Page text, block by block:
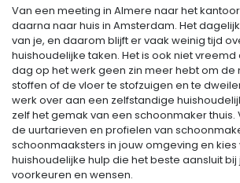
Van een meeting in Almere naar het
daarna naar huis in Amsterdam. Het
van je, en daarom blijft er vaak weinig tijd
huishoudelijke taken. Het is ook niet
dag op het werk geen zin meer hebt om de
stoffen of de vloer te stofzuigen en te
werk over aan een zelfstandige
zelf het gemak van een schoonmaker thuis.
de uurtarieven en profielen van
schoonmaaksters in jouw omgeving en kies
huishoudelijke hulp die het beste aansluit
voorkeuren en wensen.